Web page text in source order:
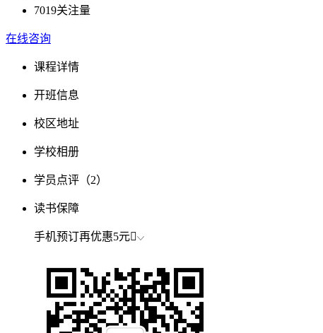
7019关注量
在线咨询
课程详情
开班信息
校区地址
学校相册
学员点评 （2）
读书保障
手机预订再优惠5元